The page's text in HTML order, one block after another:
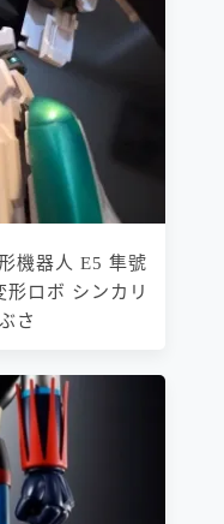
機器人 E5 隼號
ロボ シンカリ
さ